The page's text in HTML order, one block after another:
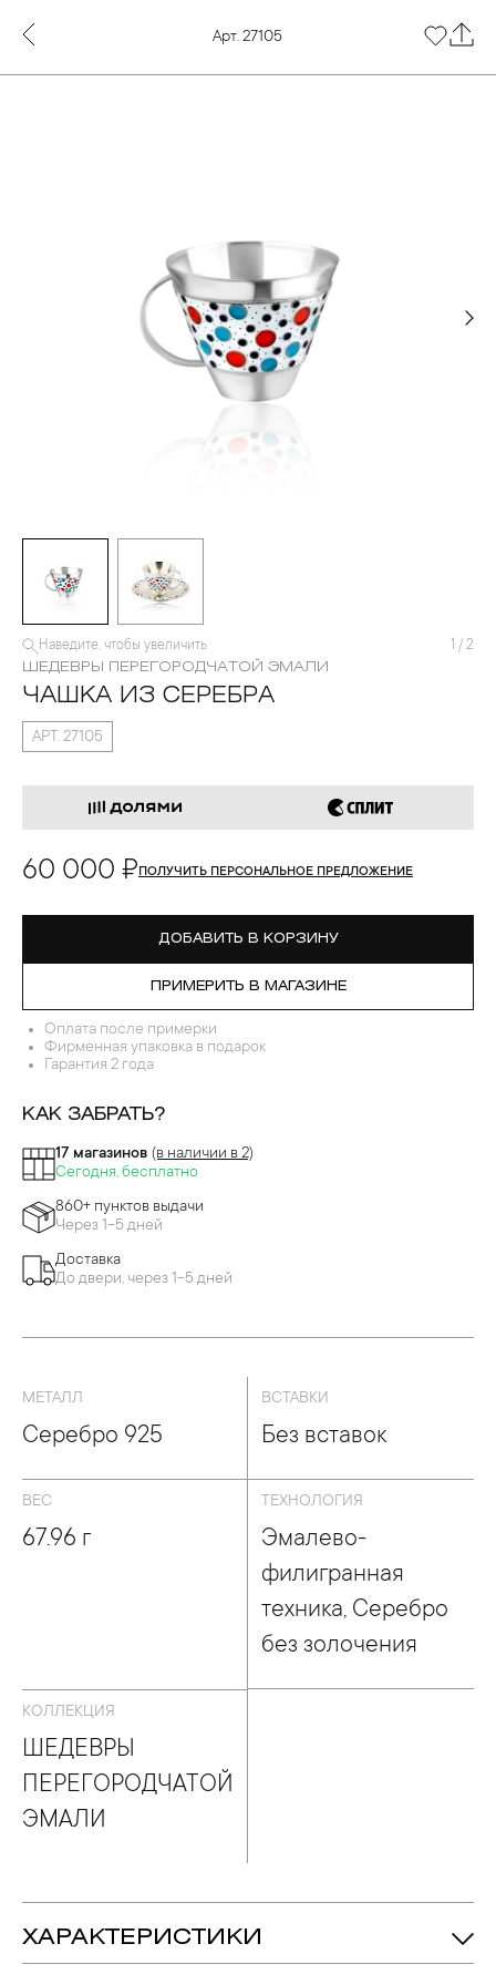
Арт. 27105
Наведите, чтобы увеличить 1 / 2
ШЕДЕВРЫ ПЕРЕГОРОДЧАТОЙ ЭМАЛИ
ЧАШКА ИЗ СЕРЕБРА
АРТ. 27105
60 000 ₽ ПОЛУЧИТЬ ПЕРСОНАЛЬНОЕ ПРЕДЛОЖЕНИЕ
ДОБАВИТЬ В КОРЗИНУ
ПРИМЕРИТЬ В МАГАЗИНЕ
Оплата после примерки
Фирменная упаковка в подарок
Гарантия 2 года
КАК ЗАБРАТЬ?
17 магазинов (в наличии в 2)
Сегодня, бесплатно
860+ пунктов выдачи
Через 1-5 дней
Доставка
До двери, через 1-5 дней
МЕТАЛЛ
Серебро 925
ВСТАВКИ
Без вставок
ВЕС
67.96 г
ТЕХНОЛОГИЯ
Эмалево-
филигранная
техника, Серебро
без золочения
КОЛЛЕКЦИЯ
ШЕДЕВРЫ
ПЕРЕГОРОДЧАТОЙ
ЭМАЛИ
ХАРАКТЕРИСТИКИ